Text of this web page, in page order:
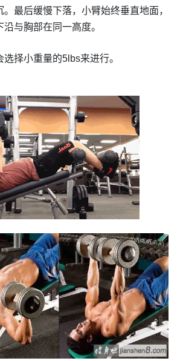
。最后缓慢下落，小臂始终垂直地面，
与胸部在同一高度。
选择小重量的5lbs来进行。